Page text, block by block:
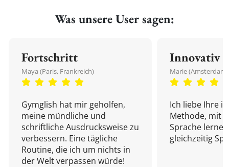
Was unsere User sagen:
Fortschritt
Maya (Paris, Frankreich)
Gymglish hat mir geholfen,
meine mündliche und
schriftliche Ausdrucksweise zu
verbessern. Eine tägliche
Routine, die ich um nichts in
der Welt verpassen würde!
Innovativ
Marie
Ich liebe Ihre
Methode, mit
Sprache
gleichzeitig